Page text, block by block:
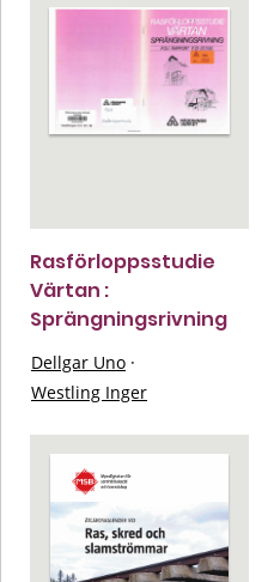
Rasförloppsstudie
Värtan :
Sprängningsrivning
Dellgar Uno ·
Westling Inger